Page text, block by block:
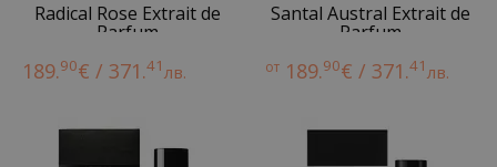
Radical Rose Extrait de
Parfum
189.90€ / 371.41лв.
Santal Austral Extrait de
Parfum
от 189.90€ / 371.41лв.